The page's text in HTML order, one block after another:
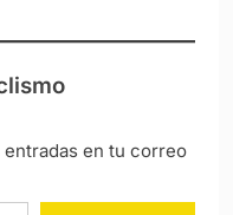
en tu correo